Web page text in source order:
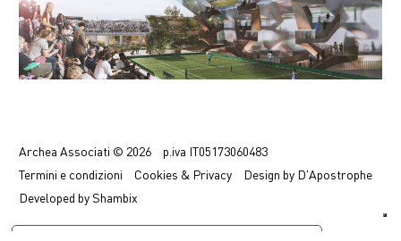
Archea Associati © 2026
p.iva IT05173060483
Termini e condizioni Cookies & Privacy Design by D'Apostrophe
Developed byShambix